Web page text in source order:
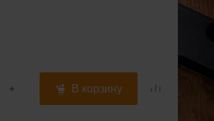
+ В корзину